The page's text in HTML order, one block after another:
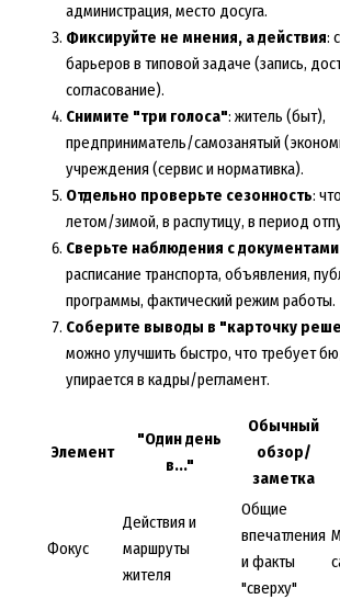
администрация, место досуга.
Фиксируйте не мнения, а действия:
барьеров в типовой задаче (запись,
согласование).
Снимите "три голоса": житель (быт),
предприниматель/самозанятый
учреждения (сервис и нормативка).
Отдельно проверьте сезонность:
летом/зимой, в распутицу, в период
Сверьте наблюдения с
расписание транспорта, объявления,
программы, фактический режим работы.
Соберите выводы в "карточку
можно улучшить быстро, что требует
упирается в кадры/регламент.
Элемент
"Один день
в..."
Обычный
обзор/
заметка
Фокус
Действия и
маршруты
жителя
Общие
впечатления
и факты
"сверху"